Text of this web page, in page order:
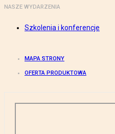
NASZE WYDARZENIA
Szkolenia i konferencje
MAPA STRONY
OFERTA PRODUKTOWA